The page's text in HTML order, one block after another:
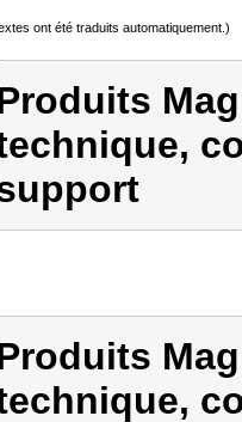
ont été traduits automatiquement.)